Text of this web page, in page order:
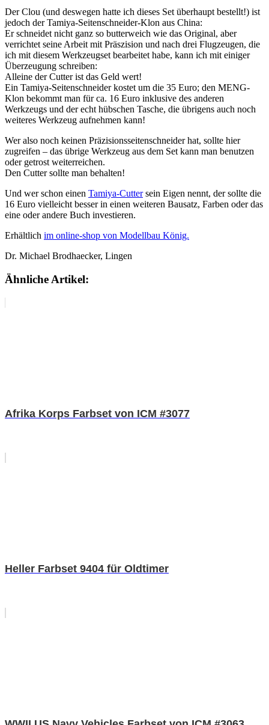
Der Clou (und deswegen hatte ich dieses Set überhaupt bestellt!) ist
jedoch der Tamiya-Seitenschneider-Klon aus China:
Er schneidet nicht ganz so butterweich wie das Original, aber
verrichtet seine Arbeit mit Präszision und nach drei Flugzeugen, die
ich mit diesem Werkzeugset bearbeitet habe, kann ich mit einiger
Überzeugung schreiben:
Alleine der Cutter ist das Geld wert!
Ein Tamiya-Seitenschneider kostet um die 35 Euro; den MENG-
Klon bekommt man für ca. 16 Euro inklusive des anderen
Werkzeugs und der echt hübschen Tasche, die übrigens auch noch
weiteres Werkzeug aufnehmen kann!
Wer also noch keinen Präzisionsseitenschneider hat, sollte hier
zugreifen – das übrige Werkzeug aus dem Set kann man benutzen
oder getrost weiterreichen.
Den Cutter sollte man behalten!
Und wer schon einen Tamiya-Cuttersein Eigen nennt, der sollte die
16 Euro vielleicht besser in einen weiteren Bausatz, Farben oder das
eine oder andere Buch investieren.
Erhältlich im online-shop von Modellbau König.
Dr. Michael Brodhaecker, Lingen
Ähnliche Artikel:
Afrika Korps Farbset von ICM #3077
Heller Farbset 9404 für Oldtimer